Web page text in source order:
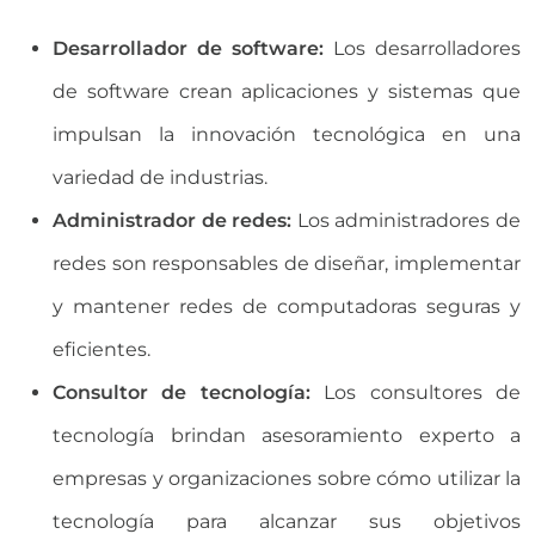
Desarrollador de software: Los desarrolladores
de software crean aplicaciones y sistemas que
impulsan la innovación tecnológica en una
variedad de industrias.
Administrador de redes: Los administradores de
redes son responsables de diseñar, implementar
y mantener redes de computadoras seguras y
eficientes.
Consultor de tecnología:Los consultores de
tecnología brindan asesoramiento experto a
empresas y organizaciones sobre cómo utilizar la
tecnología para alcanzar sus objetivos